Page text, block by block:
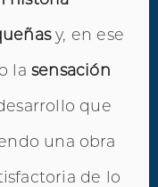
y, en ese
la sensación
que
una obra
de lo